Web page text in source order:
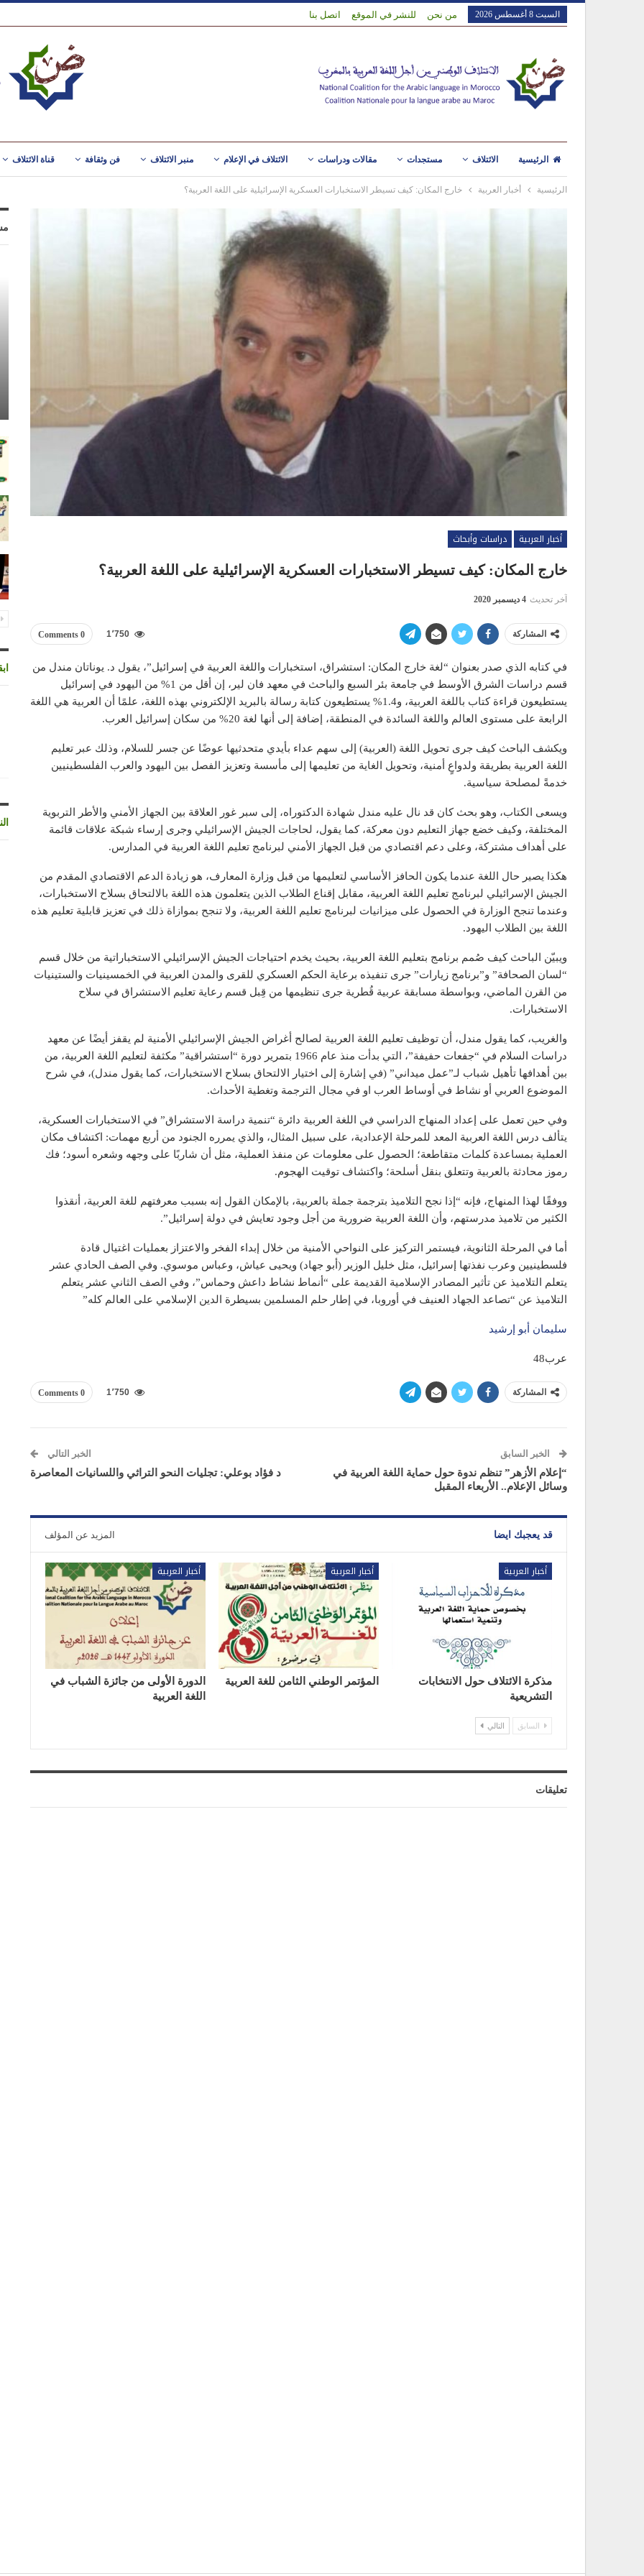
السبت 8 أغسطس 2026 من نحن للنشر في الموقع اتصل بنا
الرئيسية الائتلاف مستجدات مقالات ودراسات الائتلاف في الإعلام منبر الائتلاف فن وثقافة قناة الائتلاف
الرئيسية أخبار العربية خارج المكان: كيف تسيطر الاستخبارات العسكرية الإسرائيلية على اللغة العربية؟
أخبار العربية
دراسات وأبحاث
خارج المكان: كيف تسيطر الاستخبارات العسكرية الإسرائيلية على اللغة العربية؟
آخر تحديث 4 ديسمبر 2020
المشاركة 0 Comments 1٬750
في كتابه الذي صدر بعنوان “لغة خارج المكان: استشراق، استخبارات واللغة العربية في إسرائيل”، يقول د. يوناتان مندل من
قسم دراسات الشرق الأوسط في جامعة بئر السبع والباحث في معهد فان لير، إن أقل من 1% من اليهود في إسرائيل
يستطيعون قراءة كتاب باللغة العربية، و1.4% يستطيعون كتابة رسالة بالبريد الإلكتروني بهذه اللغة، علمًا أن العربية هي اللغة
الرابعة على مستوى العالم واللغة السائدة في المنطقة، إضافة إلى أنها لغة 20% من سكان إسرائيل العرب.
ويكشف الباحث كيف جرى تحويل اللغة (العربية) إلى سهم عداء بأيدي متحدثيها عوضًا عن جسر للسلام، وذلك عبر تعليم
اللغة العربية بطريقة ولدواعٍ أمنية، وتحويل الغاية من تعليمها إلى مأسسة وتعزيز الفصل بين اليهود والعرب الفلسطينيين
خدمةً لمصلحة سياسية.
ويسعى الكتاب، وهو بحث كان قد نال عليه مندل شهادة الدكتوراه، إلى سبر غور العلاقة بين الجهاز الأمني والأطر التربوية
المختلفة، وكيف خضع جهاز التعليم دون معركة، كما يقول، لحاجات الجيش الإسرائيلي وجرى إرساء شبكة علاقات قائمة
على أهداف مشتركة، وعلى دعم اقتصادي من قبل الجهاز الأمني لبرنامج تعليم اللغة العربية في المدارس.
هكذا يصير حال اللغة عندما يكون الحافز الأساسي لتعليمها من قبل وزارة المعارف، هو زيادة الدعم الاقتصادي المقدم من
الجيش الإسرائيلي لبرنامج تعليم اللغة العربية، مقابل إقناع الطلاب الذين يتعلمون هذه اللغة بالالتحاق بسلاح الاستخبارات،
وعندما تنجح الوزارة في الحصول على ميزانيات لبرنامج تعليم اللغة العربية، ولا تنجح بموازاة ذلك في تعزيز قابلية تعليم هذه
اللغة بين الطلاب اليهود.
ويبيّن الباحث كيف صُمم برنامج بتعليم اللغة العربية، بحيث يخدم احتياجات الجيش الإسرائيلي الاستخباراتية من خلال قسم
“لسان الصحافة” و”برنامج زيارات” جرى تنفيذه برعاية الحكم العسكري للقرى والمدن العربية في الخمسينيات والستينيات
من القرن الماضي، وبواسطة مسابقة عربية قُطرية جرى تنظيمها من قِبل قسم رعاية تعليم الاستشراق في سلاح
الاستخبارات.
والغريب، كما يقول مندل، أن توظيف تعليم اللغة العربية لصالح أغراض الجيش الإسرائيلي الأمنية لم يقفز أيضًا عن معهد
دراسات السلام في “جفعات حفيفة”، التي بدأت منذ عام 1966 بتمرير دورة “استشراقية” مكثفة لتعليم اللغة العربية، من
بين أهدافها تأهيل شباب لـ”عمل ميداني” (في إشارة إلى اختيار الالتحاق بسلاح الاستخبارات، كما يقول مندل)، في شرح
الموضوع العربي أو نشاط في أوساط العرب او في مجال الترجمة وتغطية الأحداث.
وفي حين تعمل على إعداد المنهاج الدراسي في اللغة العربية دائرة “تنمية دراسة الاستشراق” في الاستخبارات العسكرية،
يتألف درس اللغة العربية المعد للمرحلة الإعدادية، على سبيل المثال، والذي يمرره الجنود من أربع مهمات: اكتشاف مكان
العملية بمساعدة كلمات متقاطعة؛ الحصول على معلومات عن منفذ العملية، مثل أن شاربًا على وجهه وشعره أسود؛ فك
رموز محادثة بالعربية وتتعلق بنقل أسلحة؛ واكتشاف توقيت الهجوم.
ووفقًا لهذا المنهاج، فإنه “إذا نجح التلاميذ بترجمة جملة بالعربية، بالإمكان القول إنه بسبب معرفتهم للغة العربية، أنقذوا
الكثير من تلاميذ مدرستهم، وأن اللغة العربية ضرورية من أجل وجود تعايش في دولة إسرائيل”.
أما في المرحلة الثانوية، فيستمر التركيز على النواحي الأمنية من خلال إبداء الفخر والاعتزاز بعمليات اغتيال قادة
فلسطينيين وعرب نفذتها إسرائيل، مثل خليل الوزير (أبو جهاد) ويحيى عياش، وعباس موسوي. وفي الصف الحادي عشر
يتعلم التلاميذ عن تأثير المصادر الإسلامية القديمة على “أنماط نشاط داعش وحماس”، وفي الصف الثاني عشر يتعلم
التلاميذ عن “تصاعد الجهاد العنيف في أوروبا، في إطار حلم المسلمين بسيطرة الدين الإسلامي على العالم كله”
سليمان أبو إرشيد
عرب48
المشاركة 0 Comments 1٬750
الخبر السابق
“إعلام الأزهر” تنظم ندوة حول حماية اللغة العربية في
وسائل الإعلام.. الأربعاء المقبل
الخبر التالي
د فؤاد بوعلي: تجليات النحو التراثي واللسانيات المعاصرة
قد يعجبك ايضا المزيد عن المؤلف
أخبار العربية
مذكرة الائتلاف حول الانتخابات
التشريعية
أخبار العربية
المؤتمر الوطني الثامن للغة العربية
أخبار العربية
الدورة الأولى من جائزة الشباب في
اللغة العربية
السابق التالي
تعليقات